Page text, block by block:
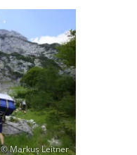
© Markus Leitner